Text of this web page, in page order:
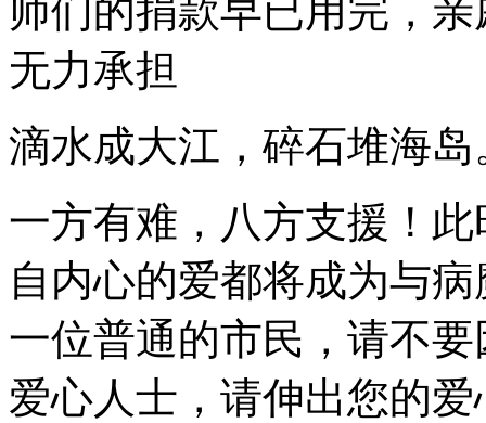
师们的捐款早已用完，
无力承担
滴水成大江，碎石堆海岛
一方有难，八方支援！
自内心的爱都将成为与
一位普通的市民，请不
爱心人士，请伸出您的